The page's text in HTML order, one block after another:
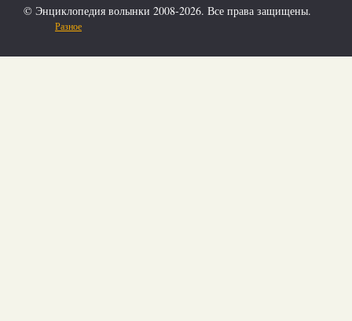
© Энциклопедия волынки 2008-2026. Все права защищены.
Разное